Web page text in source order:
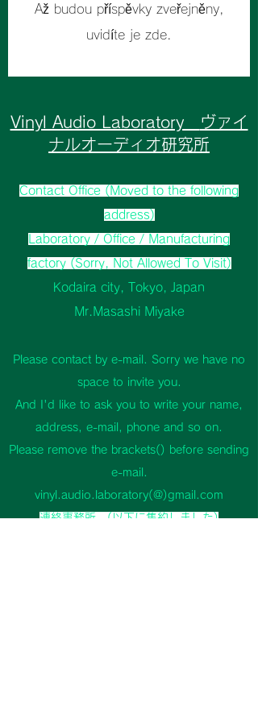
Až budou příspěvky zveřejněny,
uvidíte je zde.
Vinyl Audio Laboratory
ヴァイ
ナルオーディオ研究所
Contact Office (Moved to the following
address)
Laboratory / Office / Manufacturing
factory (Sorry, Not Allowed T o Visit)
Kodaira city, Tokyo, Japan
Mr.Masashi Miyake
Please contact by e-mail. Sorry we have no
space to invite you.
And I'd like to ask you to write your name,
address, e-mail, phone and so on.
Please remove the brackets()
before sending
e-mail.
vinyl.audio.laboratory(@)gmail.com
連絡事務所 (以下に集約しました)